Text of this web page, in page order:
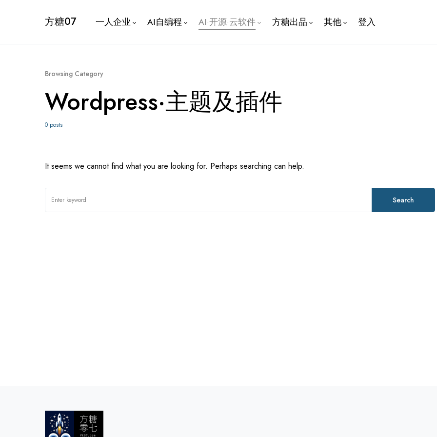
方糖07 一人企业 AI自编程 AI·开源·云软件 方糖出品 其他 登入
Browsing Category
Wordpress·主题及插件
0 posts
It seems we cannot find what you are looking for. Perhaps searching can help.
Search